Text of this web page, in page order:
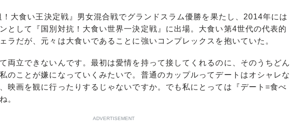
大食い王決定戦』男女混合戦でグランドスラム優勝を果たし、2014年には
として『国別対抗！大食い世界一決定戦』に出場。大食い第4世代の代表的
ラだが、元々は大食いであることに強いコンプレックスを抱いていた。
両立できないんです。最初は愛情を持って接してくれるのに、そのうちどん
のことが嫌になっていくみたいで。普通のカップルってデートはオシャレな
映画を観に行ったりするじゃないですか。でも私にとっては『デート=食べ
。
ADVERTISEMENT